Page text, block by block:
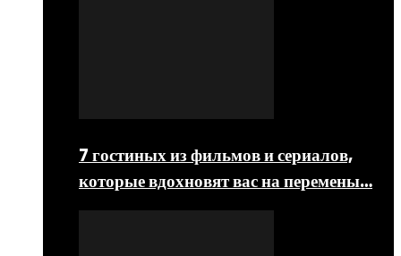
7 гостиных из фильмов и сериалов,
которые вдохновят вас на перемены…